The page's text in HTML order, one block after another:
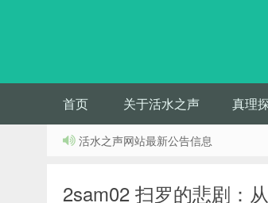
首页 关于活水之声 真理
活水之声网站最新公告信息
2sam02 扫罗的悲剧：